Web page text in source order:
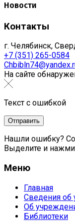
Новости
Контакты
г. Челябинск,
+7 (351) 265-0584
На сайте
Текст с ошибкой
Нашли ошибку?
Выделите и
Меню
Главная
Сведения об
Об
Библиотеки